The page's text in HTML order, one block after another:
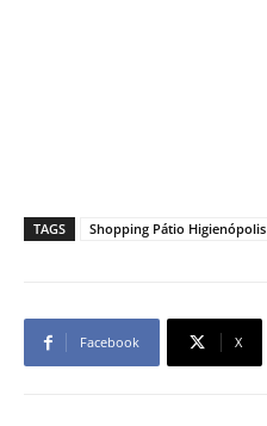
TAGS Shopping Pátio Higienópolis
Facebook X